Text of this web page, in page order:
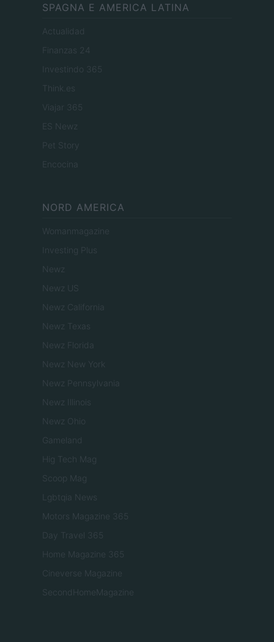
SPAGNA E AMERICA LATINA
Actualidad
Finanzas 24
Investindo 365
Think.es
Viajar 365
ES Newz
Pet Story
Encocina
NORD AMERICA
Womanmagazine
Investing Plus
Newz
Newz US
Newz California
Newz Texas
Newz Florida
Newz New York
Newz Pennsylvania
Newz Illinois
Newz Ohio
Gameland
Hig Tech Mag
Scoop Mag
Lgbtqia News
Motors Magazine 365
Day Travel 365
Home Magazine 365
Cineverse Magazine
SecondHomeMagazine